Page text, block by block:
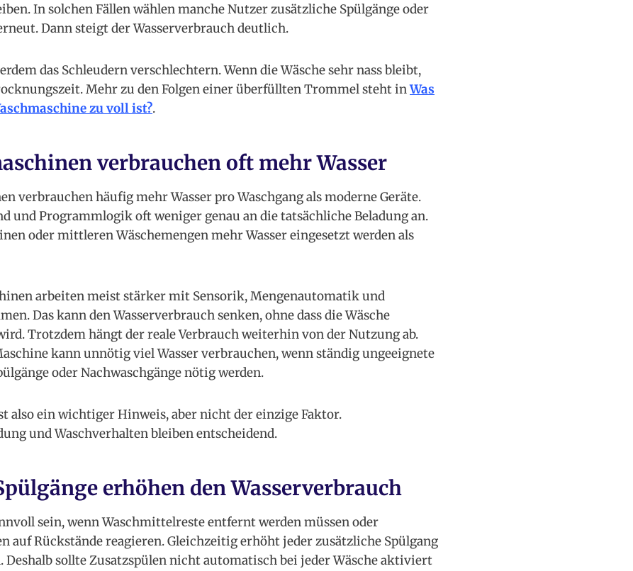
In solchen Fällen wählen manche Nutzer zusätzliche Spülgänge oder
Dann steigt der Wasserverbrauch deutlich.
das Schleudern verschlechtern. Wenn die Wäsche sehr nass bleibt,
Mehr zu den Folgen einer überfüllten Trommel steht inWas
zu voll ist?.
verbrauchen oft mehr Wasser
verbrauchen häufig mehr Wasser pro Waschgang als moderne Geräte.
und Programmlogik oft weniger genau an die tatsächliche Beladung an.
oder mittleren Wäschemengen mehr Wasser eingesetzt werden als
arbeiten meist stärker mit Sensorik, Mengenautomatik und
Das kann den Wasserverbrauch senken, ohne dass die Wäsche
Trotzdem hängt der reale Verbrauch weiterhin von der Nutzung ab.
kann unnötig viel Wasser verbrauchen, wenn ständig ungeeignete
oder Nachwaschgänge nötig werden.
also ein wichtiger Hinweis, aber nicht der einzige Faktor.
und Waschverhalten bleiben entscheidend.
erhöhen den Wasserverbrauch
sein, wenn Waschmittelreste entfernt werden müssen oder
auf Rückstände reagieren. Gleichzeitig erhöht jeder zusätzliche Spülgang
Deshalb sollte Zusatzspülen nicht automatisch bei jeder Wäsche aktiviert